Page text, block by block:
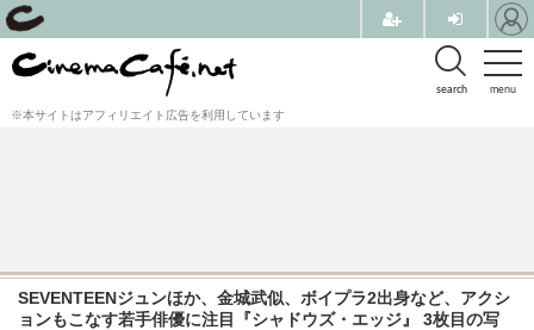
menu
search
※本サイトはアフィリエイト広告を利用しています
SEVENTEENジュンほか、金城武似、ボイプラ2出身など、アクシ
ョンもこなす若手俳優に注目『シャドウズ・エッジ』 3枚目の写